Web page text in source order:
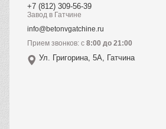
+7 (812) 309-56-39
Завод в Гатчине
info@betonvgatchine.ru
Прием звонков: с 8:00 до 21:00
Ул. Григорина, 5А, Гатчина